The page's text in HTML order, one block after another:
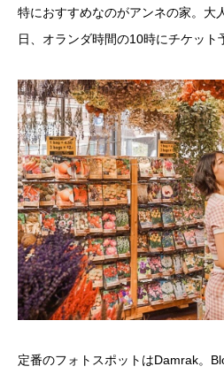
特におすすめなのがアンネの家。大
日、オランダ時間の10時にチケット
定番のフォトスポットはDamrak。